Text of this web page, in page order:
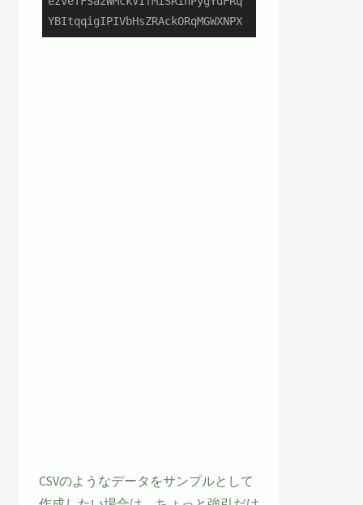
YBItqqigIPIVbHsZRAckORqMGWXNPX
CSVのようなデータをサンプルとして